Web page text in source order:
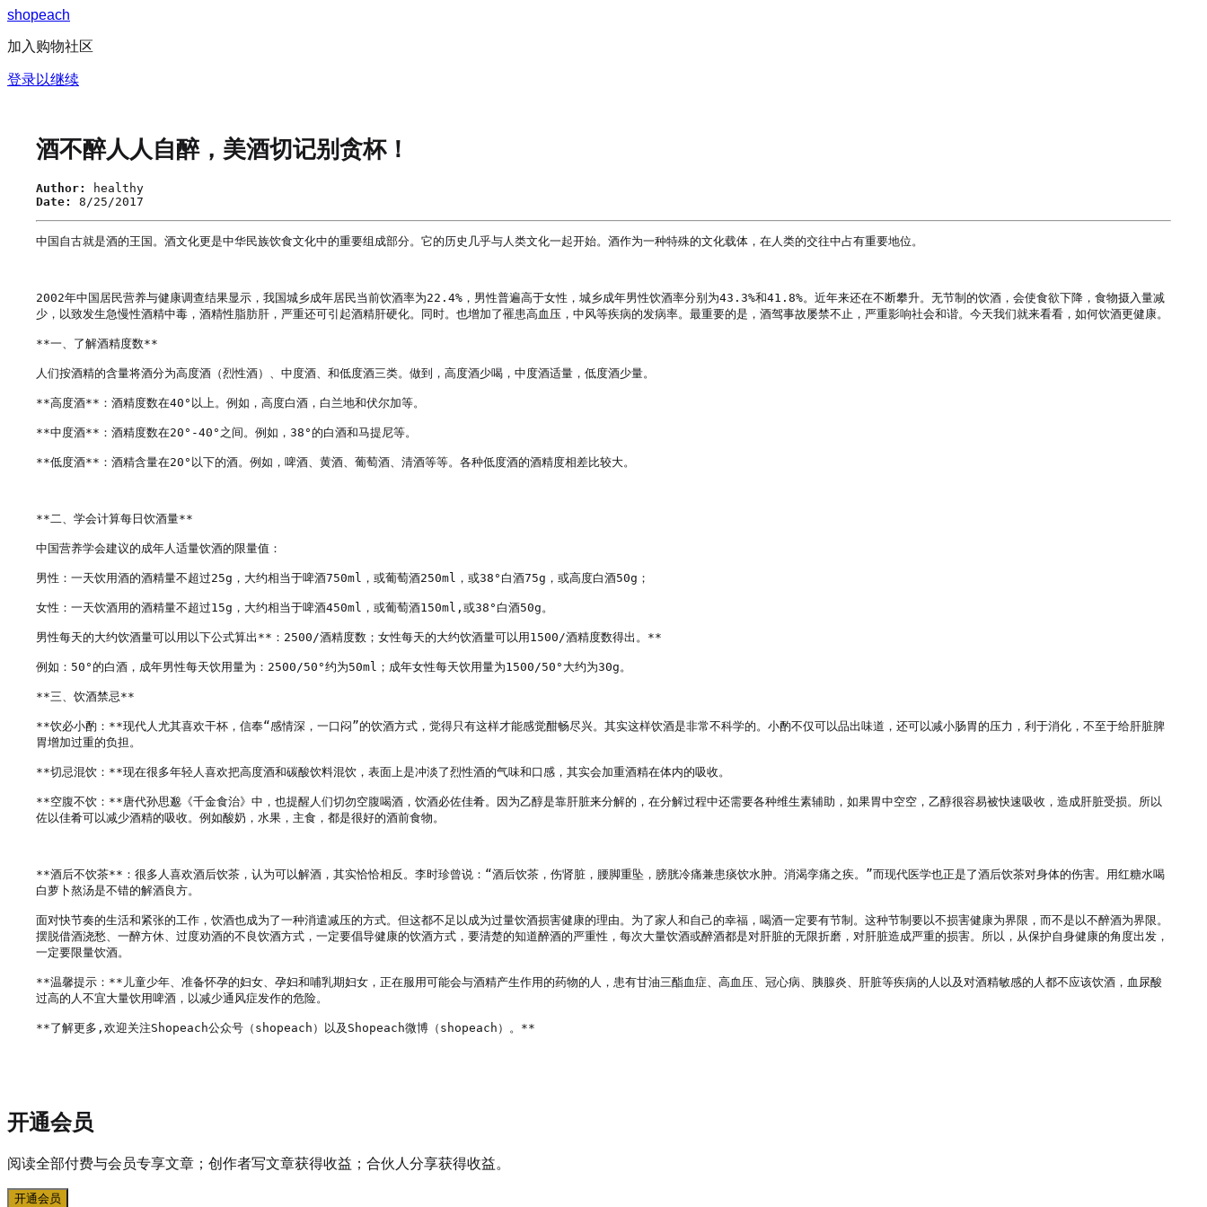
shopeach
加入购物社区
登录以继续
酒不醉人人自醉，美酒切记别贪杯！
Author:
healthy
Date:
8/25/2017
中国自古就是酒的王国。酒文化更是中华民族饮食文化中的重要组成部分。它的历史几乎与人类文化一起开始。酒作为一种特殊的文化载体，在人类的交往中占有重要地位。
2002年中国居民营养与健康调查结果显示，我国城乡成年居民当前饮酒率为22.4%，男性普遍高于女性，城乡成年男性饮酒率分别为43.3%和41.8%。近年来还在不断攀升。无节制的饮酒，会使食欲下降，食物摄入量减
少，以致发生急慢性酒精中毒，酒精性脂肪肝，严重还可引起酒精肝硬化。同时。也增加了罹患高血压，中风等疾病的发病率。最重要的是，酒驾事故屡禁不止，严重影响社会和谐。今天我们就来看看，如何饮酒更健康。
**一、了解酒精度数**
人们按酒精的含量将酒分为高度酒（烈性酒）、中度酒、和低度酒三类。做到，高度酒少喝，中度酒适量，低度酒少量。
**高度酒**：酒精度数在40°以上。例如，高度白酒，白兰地和伏尔加等。
**中度酒**：酒精度数在20°-40°之间。例如，38°的白酒和马提尼等。
**低度酒**：酒精含量在20°以下的酒。例如，啤酒、黄酒、葡萄酒、清酒等等。各种低度酒的酒精度相差比较大。
**二、学会计算每日饮酒量**
中国营养学会建议的成年人适量饮酒的限量值：
男性：一天饮用酒的酒精量不超过25g，大约相当于啤酒750ml，或葡萄酒250ml，或38°白酒75g，或高度白酒50g；
女性：一天饮酒用的酒精量不超过15g，大约相当于啤酒450ml，或葡萄酒150ml,或38°白酒50g。
男性每天的大约饮酒量可以用以下公式算出**：2500/酒精度数；女性每天的大约饮酒量可以用1500/酒精度数得出。**
例如：50°的白酒，成年男性每天饮用量为：2500/50°约为50ml；成年女性每天饮用量为1500/50°大约为30g。
**三、饮酒禁忌**
**饮必小酌：**现代人尤其喜欢干杯，信奉“感情深，一口闷”的饮酒方式，觉得只有这样才能感觉酣畅尽兴。其实这样饮酒是非常不科学的。小酌不仅可以品出味道，还可以减小肠胃的压力，利于消化，不至于给肝脏脾
胃增加过重的负担。
**切忌混饮：**现在很多年轻人喜欢把高度酒和碳酸饮料混饮，表面上是冲淡了烈性酒的气味和口感，其实会加重酒精在体内的吸收。
**空腹不饮：**唐代孙思邈《千金食治》中，也提醒人们切勿空腹喝酒，饮酒必佐佳肴。因为乙醇是靠肝脏来分解的，在分解过程中还需要各种维生素辅助，如果胃中空空，乙醇很容易被快速吸收，造成肝脏受损。所以
佐以佳肴可以减少酒精的吸收。例如酸奶，水果，主食，都是很好的酒前食物。
**酒后不饮茶**：很多人喜欢酒后饮茶，认为可以解酒，其实恰恰相反。李时珍曾说：“酒后饮茶，伤肾脏，腰脚重坠，膀胱冷痛兼患痰饮水肿。消渴孪痛之疾。”而现代医学也正是了酒后饮茶对身体的伤害。用红糖水喝
白萝卜熬汤是不错的解酒良方。
面对快节奏的生活和紧张的工作，饮酒也成为了一种消遣减压的方式。但这都不足以成为过量饮酒损害健康的理由。为了家人和自己的幸福，喝酒一定要有节制。这种节制要以不损害健康为界限，而不是以不醉酒为界限。
摆脱借酒浇愁、一醉方休、过度劝酒的不良饮酒方式，一定要倡导健康的饮酒方式，要清楚的知道醉酒的严重性，每次大量饮酒或醉酒都是对肝脏的无限折磨，对肝脏造成严重的损害。所以，从保护自身健康的角度出发，
一定要限量饮酒。
**温馨提示：**儿童少年、准备怀孕的妇女、孕妇和哺乳期妇女，正在服用可能会与酒精产生作用的药物的人，患有甘油三酯血症、高血压、冠心病、胰腺炎、肝脏等疾病的人以及对酒精敏感的人都不应该饮酒，血尿酸
过高的人不宜大量饮用啤酒，以减少通风症发作的危险。
**了解更多,欢迎关注Shopeach公众号（shopeach）以及Shopeach微博（shopeach）。**
开通会员
阅读全部付费与会员专享文章；创作者写文章获得收益；合伙人分享获得收益。
开通会员